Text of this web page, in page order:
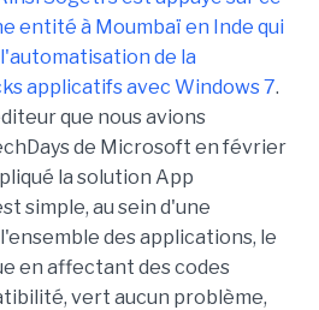
entité à Moumbaï en Inde qui
de la
applicatifs avec Windows 7.
que nous avions
de Microsoft en février
la solution App
simple, au sein d'une
des applications, le
en affectant des codes
vert aucun problème,